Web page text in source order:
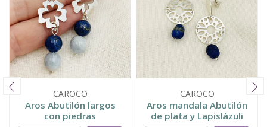
CAROCO
Aros Abutilón largos
con piedras
CAROCO
Aros mandala Abutilón
de plata y Lapislázuli